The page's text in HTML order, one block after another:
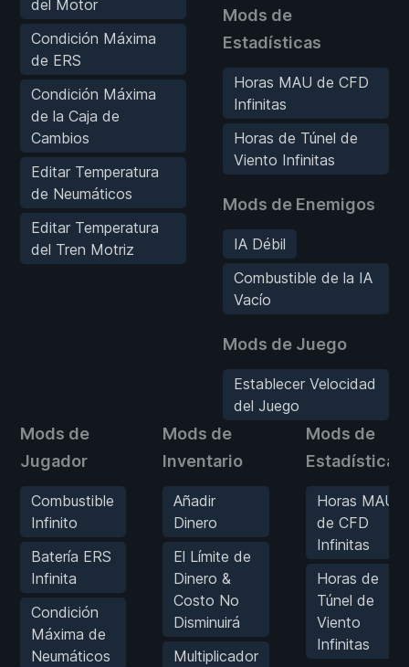
del Motor
Condición Máxima
de ERS
Condición Máxima
de la Caja de
Cambios
Editar Temperatura
de Neumáticos
Editar Temperatura
del Tren Motriz
Mods de
Estadísticas
Horas MAU de CFD
Infinitas
Horas de Túnel de
Viento Infinitas
Mods de Enemigos
IA Débil
Combustible de la IA
Vacío
Mods de Juego
Establecer Velocidad
del Juego
Mods de
Jugador
Combustible
Infinito
Batería ERS
Infinita
Condición
Máxima de
Neumáticos
Mods de
Inventario
Añadir
Dinero
El Límite de
Dinero &
Costo No
Disminuirá
Multiplicador
Mods de
Estadísticas
Horas MAU
de CFD
Infinitas
Horas de
Túnel de
Viento
Infinitas